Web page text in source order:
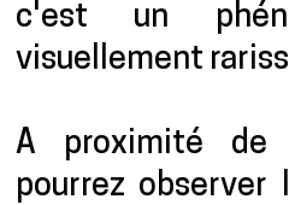
c'est un
visuellement
A proximité de
pourrez observer